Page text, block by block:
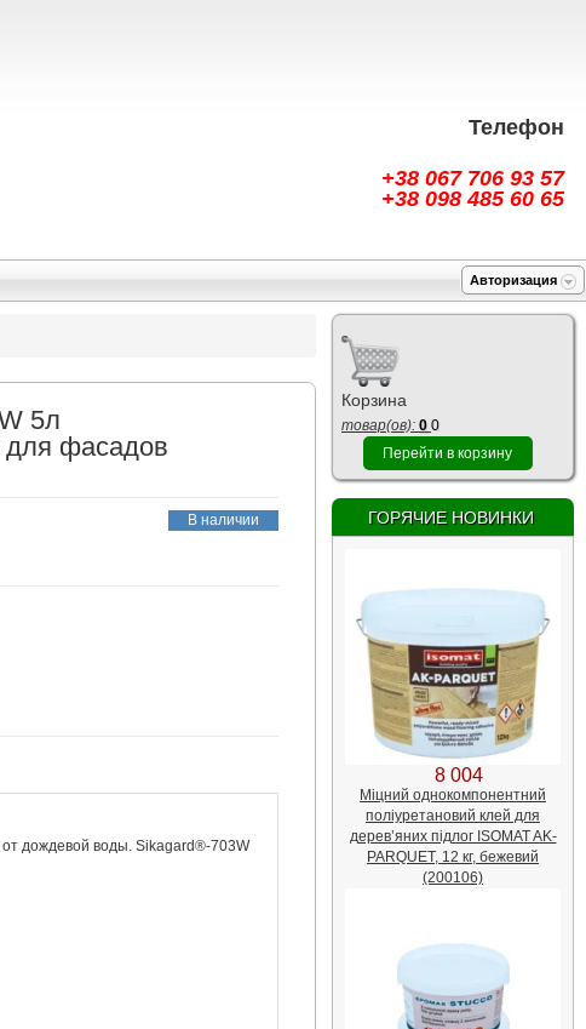
Телефон
+38 067 706 93 57
+38 098 485 60 65
Авторизация
Корзина
товар(ов): 0 0
Перейти в корзину
ГОРЯЧИЕ НОВИНКИ
8 004
Міцний однокомпонентний
поліуретановий клей для
дерев’яних підлог ISOMAT AK-
PARQUET, 12 кг, бежевий
(200106)
5л
для фасадов
В наличии
дождевой воды. Sikagard®-703W